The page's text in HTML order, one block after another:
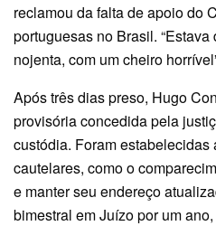
reclamou da falta de apoio do
portuguesas no Brasil.
nojenta, com um cheiro
Após três dias preso, Hugo
provisória concedida pela
custódia. Foram estabelecidas
cautelares, como o
e manter seu endereço
bimestral em Juízo por um